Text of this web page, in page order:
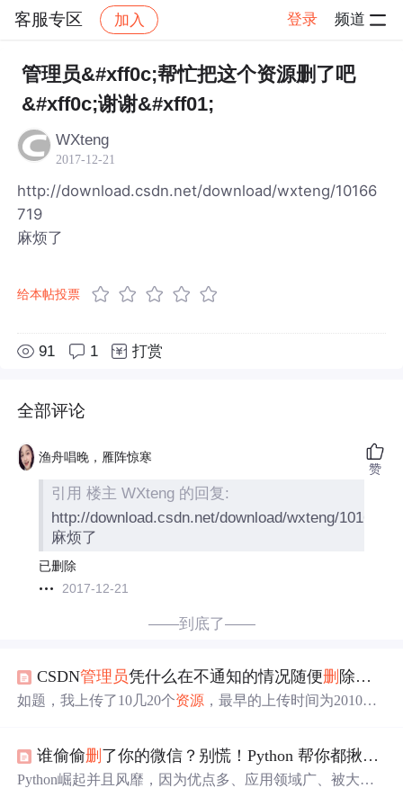
客服专区 加入 登录 频道
社区 客服专区 帖子详情
管理员&#xff0c;帮忙把这个资源删了吧
&#xff0c;谢谢&#xff01;
WXteng
2017-12-21
http://download.csdn.net/download/wxteng/10166
719
麻烦了
给本帖投票
91 1 打赏
全部评论
渔舟唱晚，雁阵惊寒
引用 楼主 WXteng 的回复:
http://download.csdn.net/download/wxteng/
麻烦了
已删除
2017-12-21
赞
——到底了——
CSDN管理员凭什么在不通知的情况随便删 除我上传的
如题，我上传了10几20个资源 ，最早的上传时间为2010年5
知一声就删别人东西，你们怎么能这样霸道，别忽悠我说
是审核没通过，那几个文件挂了很长一段时间之后才突然
谁偷偷删 了你的微信？别慌！Python 帮你都揪出来了
Python崛起并且风靡，因为优点多、应用领域广、被大牛